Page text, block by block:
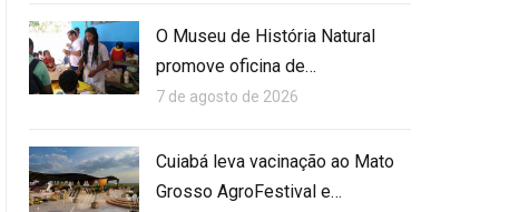
O Museu de História Natural
promove oficina de…
7 de agosto de 2026
Cuiabá leva vacinação ao Mato
Grosso AgroFestival e…